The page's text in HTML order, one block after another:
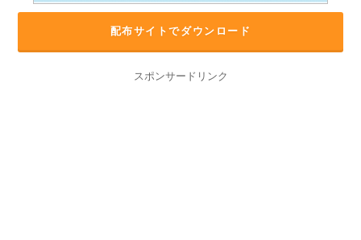
配布サイトでダウンロード
スポンサードリンク